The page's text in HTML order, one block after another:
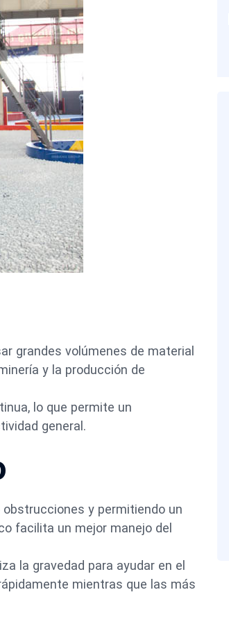
grandes volúmenes de material
y la producción de
lo que permite un
general.
y permitiendo un
facilita un mejor manejo del
la gravedad para ayudar en el
mientras que las más